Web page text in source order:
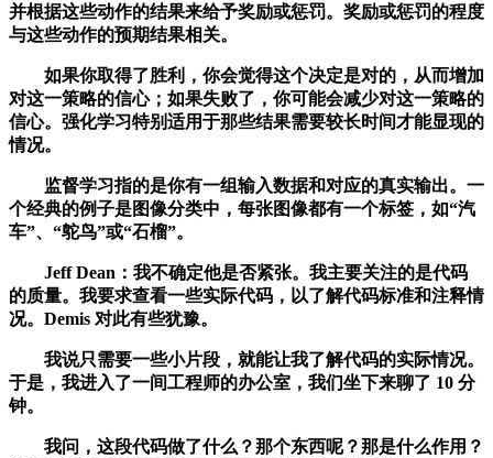
并根据这些动作的结果来给予奖励或惩罚。奖励或惩罚的程度
与这些动作的预期结果相关。
如果你取得了胜利，你会觉得这个决定是对的，从而增加
对这一策略的信心；如果失败了，你可能会减少对这一策略的
信心。强化学习特别适用于那些结果需要较长时间才能显现的
情况。
监督学习指的是你有一组输入数据和对应的真实输出。一
个经典的例子是图像分类中，每张图像都有一个标签，如“汽
车”、“鸵鸟”或“石榴”。
Jeff Dean：我不确定他是否紧张。我主要关注的是代码
的质量。我要求查看一些实际代码，以了解代码标准和注释情
况。Demis 对此有些犹豫。
我说只需要一些小片段，就能让我了解代码的实际情况。
于是，我进入了一间工程师的办公室，我们坐下来聊了 10 分
钟。
我问，这段代码做了什么？那个东西呢？那是什么作用？